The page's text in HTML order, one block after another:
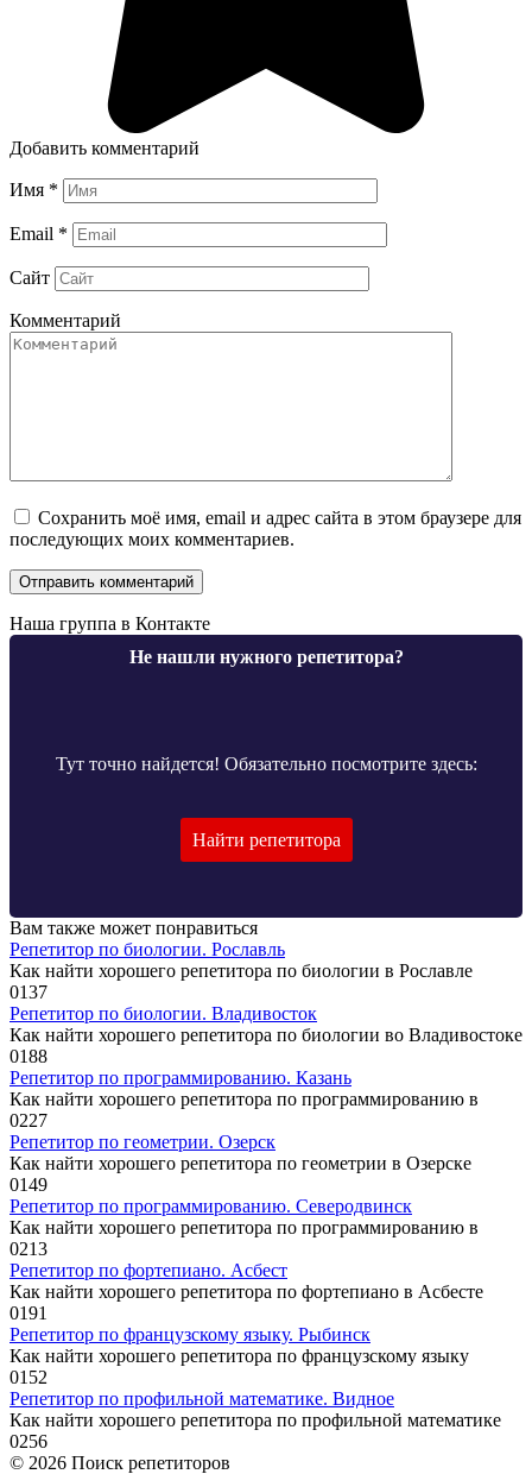
Добавить комментарий
Имя *
Email *
Сайт
Комментарий
Сохранить моё имя, email и адрес сайта в этом браузере для
последующих моих комментариев.
Наша группа в Контакте
Не нашли нужного репетитора?
Тут точно найдется! Обязательно посмотрите здесь:
Найти репетитора
Вам также может понравиться
Репетитор по биологии. Рославль
Как найти хорошего репетитора по биологии в Рославле
0137
Репетитор по биологии. Владивосток
Как найти хорошего репетитора по биологии во Владивостоке
0188
Репетитор по программированию. Казань
Как найти хорошего репетитора по программированию в
0227
Репетитор по геометрии. Озерск
Как найти хорошего репетитора по геометрии в Озерске
0149
Репетитор по программированию. Северодвинск
Как найти хорошего репетитора по программированию в
0213
Репетитор по фортепиано. Асбест
Как найти хорошего репетитора по фортепиано в Асбесте
0191
Репетитор по французскому языку. Рыбинск
Как найти хорошего репетитора по французскому языку
0152
Репетитор по профильной математике. Видное
Как найти хорошего репетитора по профильной математике
0256
© 2026 Поиск репетиторов